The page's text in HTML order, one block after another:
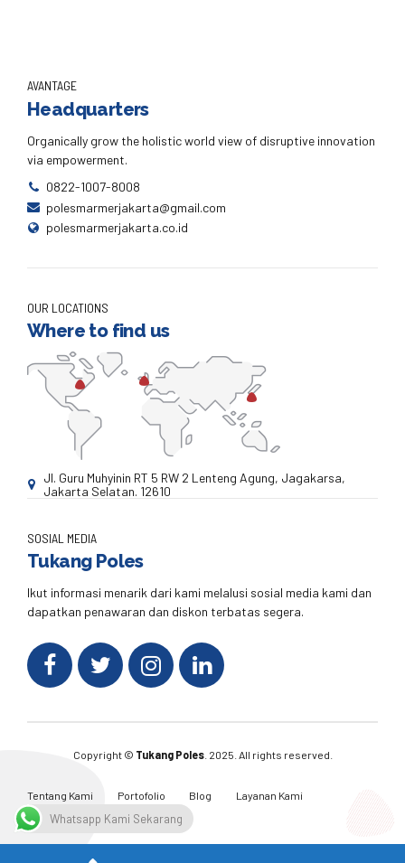
AVANTAGE
Headquarters
Organically grow the holistic world view of disruptive innovation
via empowerment.
0822-1007-8008
polesmarmerjakarta@gmail.com
polesmarmerjakarta.co.id
OUR LOCATIONS
Where to find us
Jl. Guru Muhyinin RT 5 RW 2 Lenteng Agung, Jagakarsa,
Jakarta Selatan. 12610
SOSIAL MEDIA
Tukang Poles
Ikut informasi menarik dari kami melalusi sosial media kami dan
dapatkan penawaran dan diskon terbatas segera.
Copyright © Tukang Poles. 2025. All rights reserved.
Tentang Kami Portofolio Blog
Layanan Kami
Kontak Kami
Whatsapp Kami Sekarang